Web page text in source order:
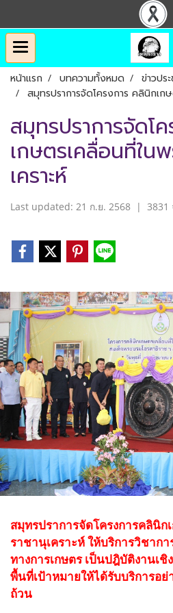
หน้าแรก บทความทั้งหมด
ข่าวปร
สมุทรปราการจัดโครงการ คลินิกเกษ
สมุทรปราการจัดโ
เกษตรเคลื่อนที่ในพ
เคราะห์
Last updated: 21 ก.ย. 2568 | 3831
สมุทรปราการจัดโครงการคลินิก
ราชานุเคราะห์ ให้บริการวิชาก
ทางการเกษตร เป็นปฎิบัติงานเชิ
พื้นที่เป้าหมายให้ได้รับบริการอย่
ถ้วน